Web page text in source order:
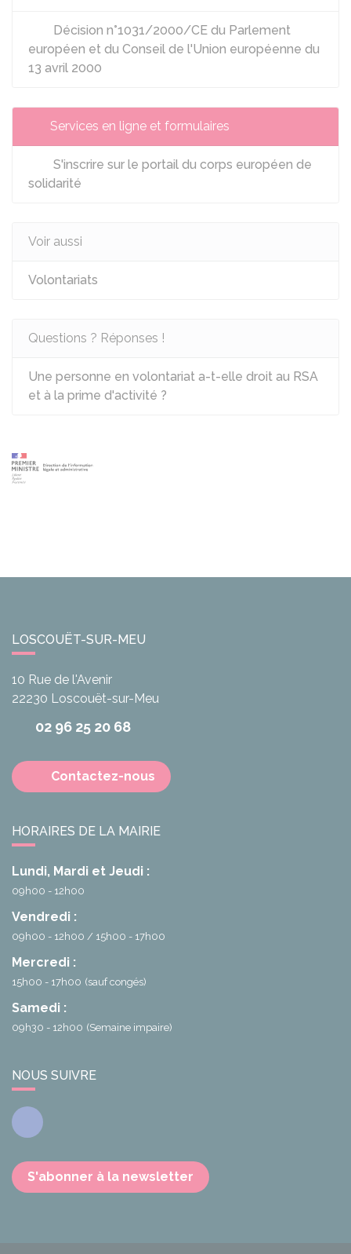
Décision n°1031/2000/CE du Parlement
européen et du Conseil de l'Union européenne du
13 avril 2000
Services en ligne et formulaires
S'inscrire sur le portail du corps européen de
solidarité
Voir aussi
Volontariats
Questions ? Réponses !
Une personne en volontariat a-t-elle droit au RSA
et à la prime d'activité ?
LOSCOUËT-SUR-MEU
10 Rue de l'Avenir
22230 Loscouët-sur-Meu
02 96 25 20 68
Contactez-nous
HORAIRES DE LA MAIRIE
Lundi, Mardi et Jeudi :
09h00 - 12h00
Vendredi :
09h00 - 12h00 15h00 - 17h00
Mercredi :
15h00 - 17h00 (sauf congés)
Samedi :
09h30 - 12h00 (Semaine impaire)
NOUS SUIVRE
Facebook
S'abonner à la newsletter